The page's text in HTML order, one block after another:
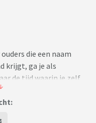
die een naam
krijgt, ga je als
de tijd waarin je zelf
tijd waarin van alles
dat het er kon zijn. In